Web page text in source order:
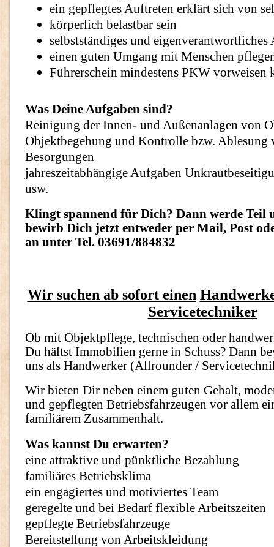
ein gepflegtes Auftreten erklärt sich von
körperlich belastbar sein
selbstständiges und eigenverantwortliches
einen guten Umgang mit Menschen
Führerschein mindestens PKW vorweisen
Was Deine Aufgaben sind?
Reinigung der Innen- und Außenanlagen von
Objektbegehung und Kontrolle bzw. Ablesung
Besorgungen
jahreszeitabhängige Aufgaben
usw.
Klingt spannend für Dich? Dann werde Teil
bewirb Dich jetzt entweder per Mail, Post
an unter Tel. 03691/884832
Wir suchen ab sofort einen
Servicetechniker
Ob mit Objektpflege, technischen oder
Du hältst Immobilien gerne in Schuss? Dann
uns als Handwerker (Allrounder /
Wir bieten Dir neben einem guten Gehalt,
und gepflegten Betriebsfahrzeugen vor allem
familiärem Zusammenhalt.
Was kannst Du erwarten?
eine attraktive und pünktliche Bezahlung
familiäres Betriebsklima
ein engagiertes und motiviertes Team
geregelte und bei Bedarf flexible Arbeitszeiten
gepflegte Betriebsfahrzeuge
Bereitstellung von Arbeitskleidung